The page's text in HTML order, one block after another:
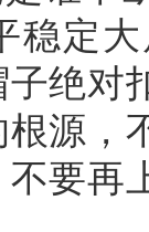
稳定
绝对
源，
要再